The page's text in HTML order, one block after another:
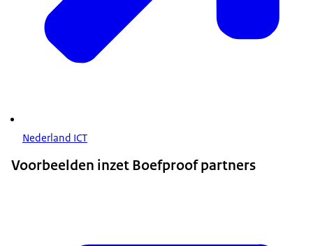
Nederland ICT
Voorbeelden inzet Boefproof partners